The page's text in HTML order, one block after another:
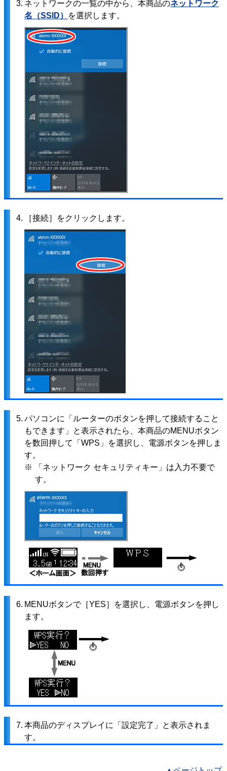
3. ネットワークの一覧の中から、本商品のネットワーク
名（SSID）
を選択します。
4. ［接続］をクリックします。
5. パソコンに「ルーターのボタンを押して接続すること
もできます」と表示されたら、本商品のMENUボタン
を数回押して「WPS」を選択し、電源ボタンを押しま
す。
※ 「ネットワーク セキュリティキー」は入力不要で
す。
6. MENUボタンで［YES］を選択し、電源ボタンを押し
ます。
7. 本商品のディスプレイに「設定完了」と表示されま
す。